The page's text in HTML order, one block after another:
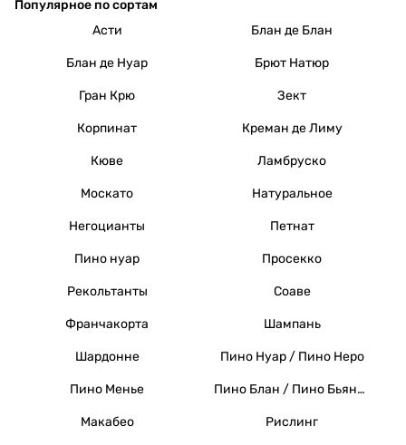
Популярное по сортам
Асти
Блан де Блан
Блан де Нуар Брют Натюр
Гран Крю Зект
Корпинат Креман де Лиму
Кюве Ламбруско
Москато Натуральное
Негоцианты Петнат
Пино нуар Просекко
Рекольтанты Соаве
Франчакорта Шампань
Шардонне Пино Нуар / Пино Неро
Пино Менье Пино Блан / Пино Бьянко / Вайссер Бургундер
Макабео Рислинг